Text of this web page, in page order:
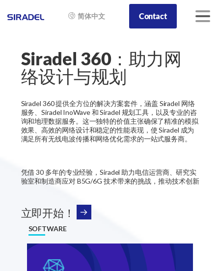
简体中文 Contact
Siradel 360：助力网
络设计与规划
Siradel 360 提供全方位的解决方案套件，涵盖 Siradel 网络
服务、Siradel InoWave 和 Siradel 规划工具，以及专业的咨
询和地理数据服务。这一独特的价值主张确保了精准的模拟
效果、高效的网络设计和稳定的性能表现，使 Siradel 成为
满足所有无线电波传播和网络优化需求的一站式服务商。
凭借 30 多年的专业经验，Siradel 助力电信运营商、研究实
验室和制造商应对 B5G/6G 技术带来的挑战，推动技术创新
立即开始！
SOFTWARE